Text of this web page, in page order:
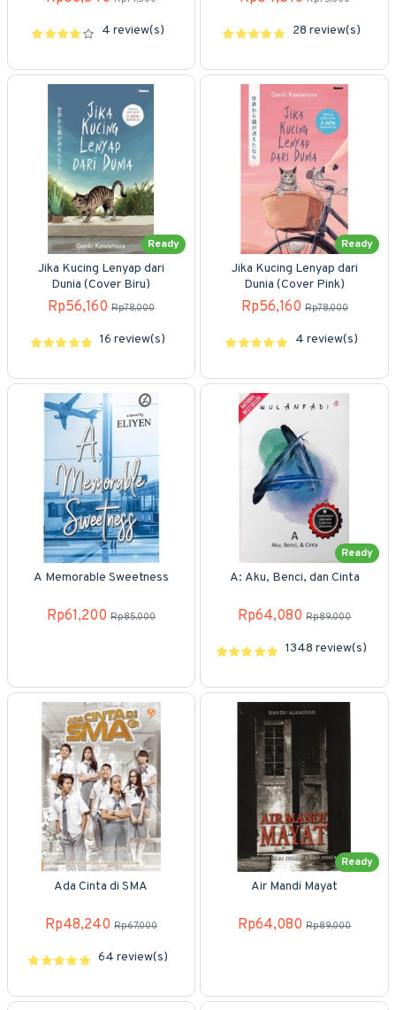
4 review(s) 28 review(s)
Ready
Jika Kucing Lenyap dari
Dunia (Cover Biru)
Rp56,160 Rp78,000
16 review(s)
Ready
Jika Kucing Lenyap dari
Dunia (Cover Pink)
Rp56,160 Rp78,000
4 review(s)
A Memorable Sweetness
Rp61,200 Rp85,000
Ready
A: Aku, Benci, dan Cinta
Rp64,080 Rp89,000
1348 review(s)
Ada Cinta di SMA
Rp48,240 Rp67,000
64 review(s)
Ready
Air Mandi Mayat
Rp64,080 Rp89,000